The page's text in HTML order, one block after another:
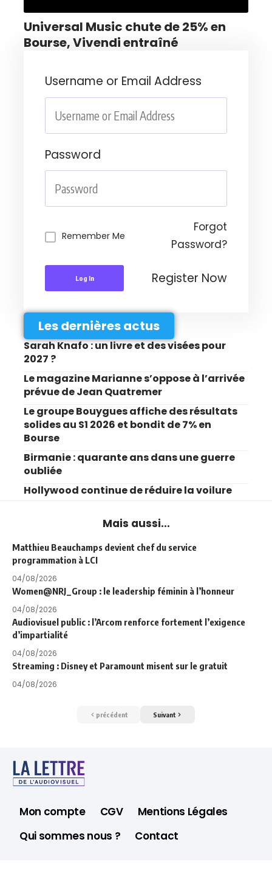
Universal Music chute de 25% en
Bourse, Vivendi entraîné
Username or Email Address
Password
Remember Me
Forgot
Password?
Log In Register Now
Les dernières actus
Sarah Knafo : un livre et des visées pour
2027 ?
Le magazine Marianne s’oppose à l’arrivée
prévue de Jean Quatremer
Le groupe Bouygues affiche des résultats
solides au S1 2026 et bondit de 7% en
Bourse
Birmanie : quarante ans dans une guerre
oubliée
Hollywood continue de réduire la voilure
Mais aussi...
Matthieu Beauchamps devient chef du service
programmation à LCI
04/08/2026
Women@NRJ_Group : le leadership féminin à l’honneur
04/08/2026
Audiovisuel public : l’Arcom renforce fortement l’exigence
d’impartialité
04/08/2026
Streaming : Disney et Paramount misent sur le gratuit
04/08/2026
précédent Suivant
Mon compte CGV
Mentions Légales
Qui sommes nous ?
Contact